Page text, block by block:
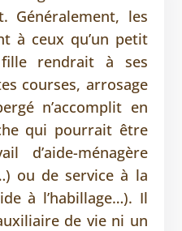
Généralement, les
à ceux qu’un petit
rendrait à ses
courses, arrosage
n’accomplit en
qui pourrait être
d’aide-ménagère
ou de service à la
à l’habillage…). Il
de vie ni un